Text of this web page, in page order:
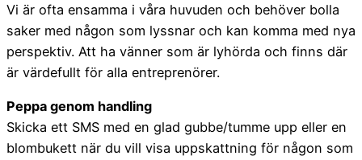
Vi är ofta ensamma i våra huvuden och behöver bolla
saker med någon som lyssnar och kan komma med nya
perspektiv. Att ha vänner som är lyhörda och finns där
är värdefullt för alla entreprenörer.
Peppa genom handling
Skicka ett SMS med en glad gubbe/tumme upp eller en
blombukett när du vill visa uppskattning för någon som